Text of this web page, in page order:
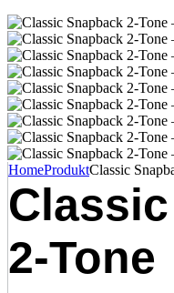
HomeProduktClassic
2-Tone